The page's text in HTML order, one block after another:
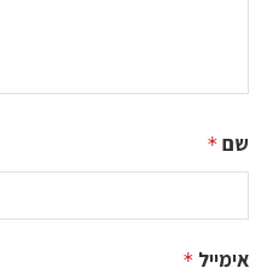
שם *
אימייל *